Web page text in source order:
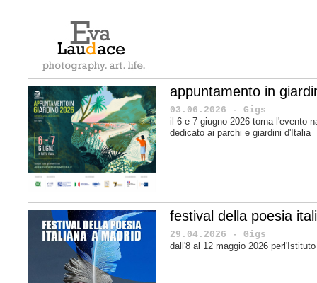
appuntamento in
03.06.2026 - Gigs
il 6 e 7 giugno 2026 torna l'evento
dedicato ai parchi e giardini d'Italia
festival della poesia
29.04.2026 - Gigs
dall'8 al 12 maggio 2026